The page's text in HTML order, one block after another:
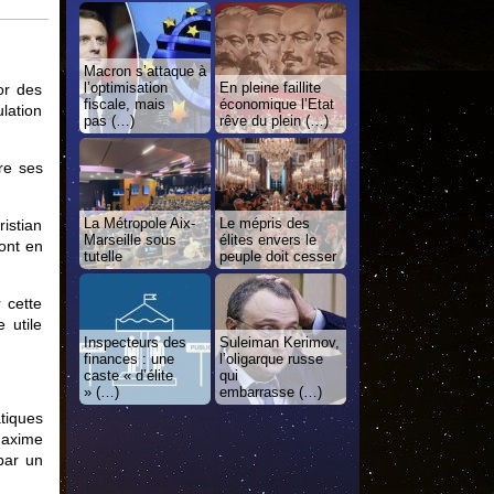
des
ses
en
cette
utile
un
Macron s’attaque à
l’optimisation
fiscale, mais
pas (…)
En pleine faillite
économique l’Etat
rêve du plein (…)
La Métropole Aix-
Marseille sous
tutelle
Le mépris des
élites envers le
peuple doit cesser
Inspecteurs des
finances : une
caste « d’élite
» (…)
Suleiman Kerimov,
l’oligarque russe
qui
embarrasse (…)